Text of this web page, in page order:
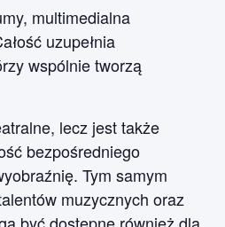
multimedialna
uzupełnia
wspólnie tworzą
lecz jest także
bezpośredniego
Tym samym
muzycznych oraz